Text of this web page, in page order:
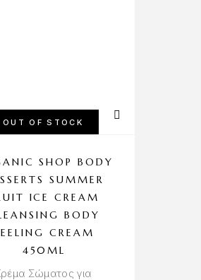
OUT OF STOCK
SHOP BODY
SUMMER
ICE CREAM
BODY
CREAM
450ML
Σώματος για